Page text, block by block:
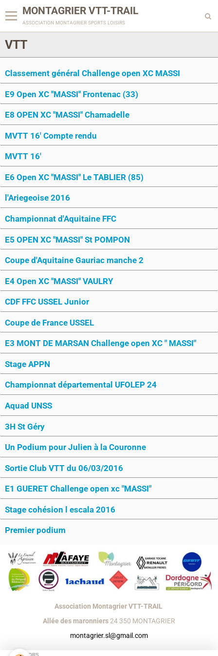
MONTAGRIER VTT-TRAIL
association montagrier sports loisirs
VTT
Classement général Challenge open XC MASSI
E9 Open XC "MASSI" Frontenac (33)
E8 OPEN XC "MASSI" Chamadelle
MVTT 16' Compte rendu
MVTT 16'
E6 Open XC "MASSI" Le TABLIER (85)
l'Ariegeoise 2016
Championnat d'Aquitaine FFC
E5 OPEN XC "MASSI" St POMPON
Coupe d'Aquitaine Gauriac manche 2
E4 Open XC "MASSI" VAULRY
CDF FFC USSEL Junior
Coupe de France USSEL
E3 MONT DE MARSAN Challenge open XC " MASSI"
Stage APPN
Championnat départemental UFOLEP 24
Aquad UNSS
3H St Géry
Un Podium pour Julien à la Couronne
Sortie Club VTT du 06/03/2016
E1 GUERET Challenge open xc "MASSI"
Stage cohésion l escala 2016
Premier podium
Association Montagrier VTT-TRAIL
Allée des maronniers24 350 MONTAGRIER
montagrier.sl@gmail.com
SPONSORS